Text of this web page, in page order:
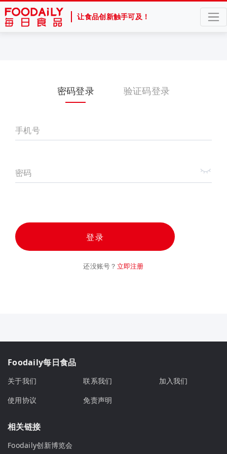
让食品创新触手可及！
密码登录 验证码登录
手机号
密码
登录
还没账号？ 立即注册
Foodaily每日食品
关于我们 联系我们
加入我们
使用协议
免责声明
相关链接
Foodaily创新博览会